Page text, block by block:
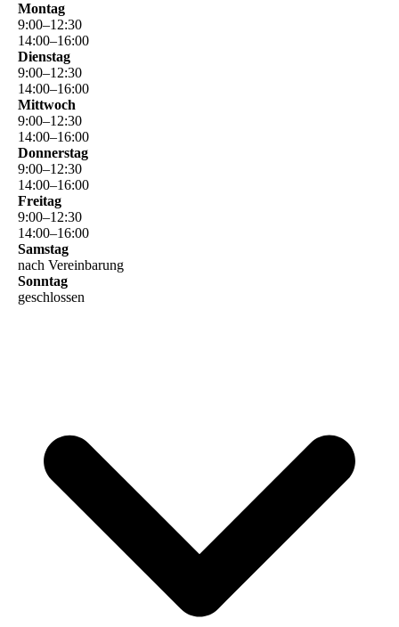
Montag
9:00–12:30
14:00–16:00
Dienstag
9:00–12:30
14:00–16:00
Mittwoch
9:00–12:30
14:00–16:00
Donnerstag
9:00–12:30
14:00–16:00
Freitag
9:00–12:30
14:00–16:00
Samstag
nach Vereinbarung
Sonntag
geschlossen